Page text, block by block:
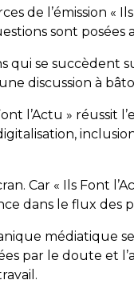
de l’émission
sont posées
qui se
discussion à
l’Actu » réussit
Car « Ils Font
dans le flux
médiatique
par le doute et